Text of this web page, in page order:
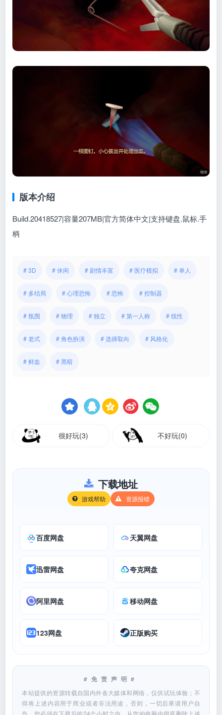
版本介绍
Build.20418527|容量207MB|官方简体中文|支持键盘.鼠标.手
柄
# 3D # 休闲 # 剧情丰富 # 医疗模拟 # 单人
# 多结局 # 心理恐怖 # 恐怖 # 控制器
# 氛围 # 物理 # 独立 # 第一人称 # 线性
# 老式 # 角色扮演 # 选择取向 # 风格化
# 鲜血 # 黑暗
很好玩(3) 不好玩(0)
下载地址
游戏帮助 资源报错
百度网盘 天翼网盘
迅雷网盘 夸克网盘
阿里网盘 移动网盘
123网盘 正版购买
#免责声明#
本站提供的资源转载自国内外各大媒体和网络，仅供试玩体验；不
得将上述内容用于商业或者非法用途，否则，一切后果请用户自